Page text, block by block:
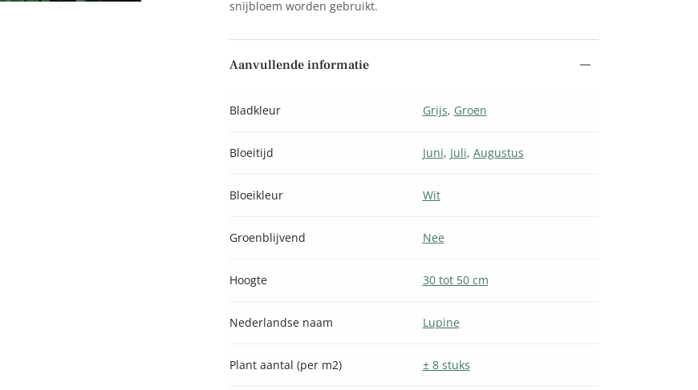
snijbloem worden gebruikt.
Aanvullende informatie
Bladkleur Grijs, Groen
Bloeitijd Juni, Juli, Augustus
Bloeikleur Wit
Groenblijvend Nee
Hoogte 30 tot 50 cm
Nederlandse naam Lupine
Plant aantal (per m2) ± 8 stuks